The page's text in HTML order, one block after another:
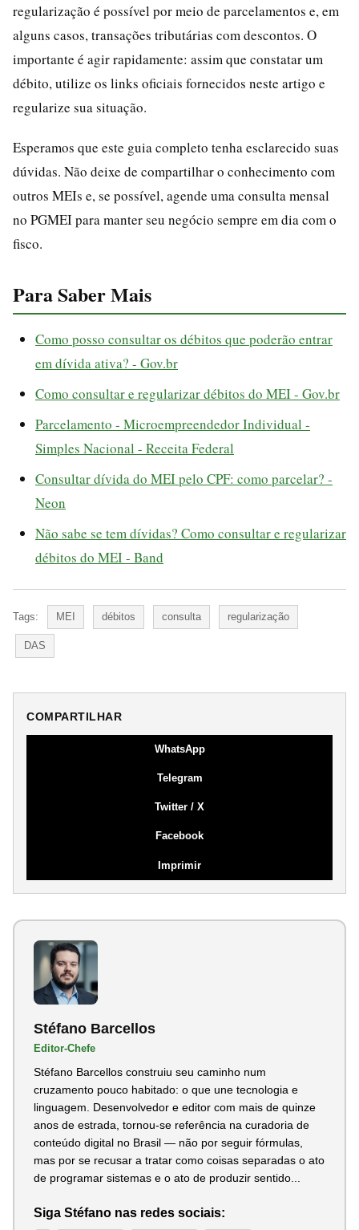
regularização é possível por meio de parcelamentos e, em
alguns casos, transações tributárias com descontos. O
importante é agir rapidamente: assim que constatar um
débito, utilize os links oficiais fornecidos neste artigo e
regularize sua situação.
Esperamos que este guia completo tenha esclarecido suas
dúvidas. Não deixe de compartilhar o conhecimento com
outros MEIs e, se possível, agende uma consulta mensal
no PGMEI para manter seu negócio sempre em dia com o
fisco.
Para Saber Mais
Como posso consultar os débitos que poderão entrar
em dívida ativa? - Gov.br
Como consultar e regularizar débitos do MEI - Gov.br
Parcelamento - Microempreendedor Individual -
Simples Nacional - Receita Federal
Consultar dívida do MEI pelo CPF: como parcelar? -
Neon
Não sabe se tem dívidas? Como consultar e regularizar
débitos do MEI - Band
Tags: MEI débitos consulta regularização
DAS
COMPARTILHAR
WhatsApp
Telegram
Twitter / X
Facebook
Imprimir
Stéfano Barcellos
Editor-Chefe
Stéfano Barcellos construiu seu caminho num
cruzamento pouco habitado: o que une tecnologia e
linguagem. Desenvolvedor e editor com mais de quinze
anos de estrada, tornou-se referência na curadoria de
conteúdo digital no Brasil — não por seguir fórmulas,
mas por se recusar a tratar como coisas separadas o ato
de programar sistemas e o ato de produzir sentido...
Siga Stéfano nas redes sociais: